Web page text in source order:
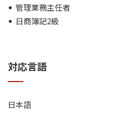
管理業務主任者
日商簿記2級
対応言語
日本語